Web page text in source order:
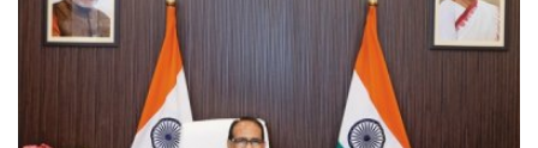
Opinion